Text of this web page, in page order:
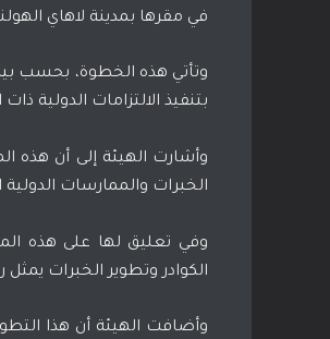
في مقرها بمدينة لاهاي
وتأتي هذه الخطوة، بحسب
بتنفيذ الالتزامات الدولية
وأشارت الهيئة إلى أن هذه
الخبرات والممارسات الدولية
وفي تعليق لها على هذه
الكوادر وتطوير الخبرات
وأضافت الهيئة أن هذا